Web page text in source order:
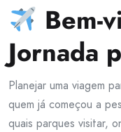
Bem-
Jornada
Planejar uma viagem
quem já começou a
quais parques visitar,